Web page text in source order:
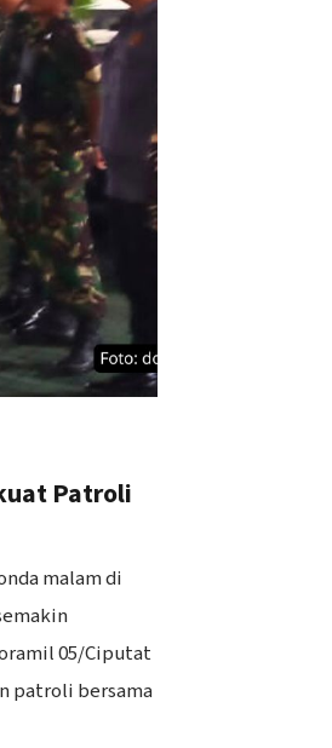
Patroli
malam di
05/Ciputat
patroli bersama